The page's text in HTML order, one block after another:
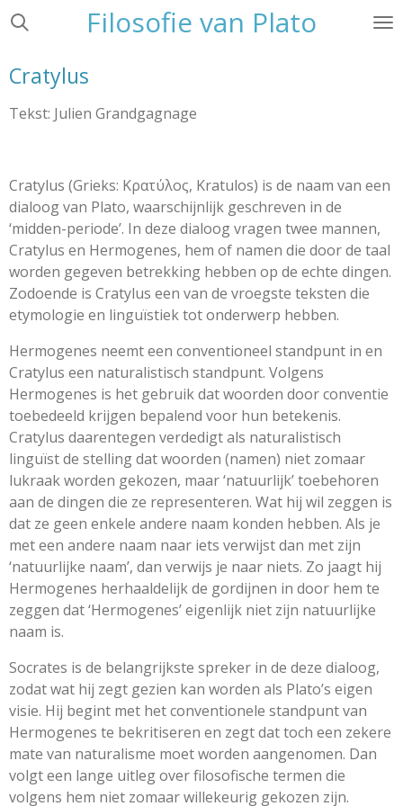
Ga
de
hoofdinhoud
Filosofie van Plato
Cratylus
Tekst: Julien Grandgagnage
Cratylus (Grieks: Κρατύλος, Kratulos) is de naam van een
dialoog van Plato, waarschijnlijk geschreven in de
‘midden-periode’. In deze dialoog vragen twee mannen,
Cratylus en Hermogenes, hem of namen die door de taal
worden gegeven betrekking hebben op de echte dingen.
Zodoende is Cratylus een van de vroegste teksten die
etymologie en linguïstiek tot onderwerp hebben.
Hermogenes neemt een conventioneel standpunt in en
Cratylus een naturalistisch standpunt. Volgens
Hermogenes is het gebruik dat woorden door conventie
toebedeeld krijgen bepalend voor hun betekenis.
Cratylus daarentegen verdedigt als naturalistisch
linguïst de stelling dat woorden (namen) niet zomaar
lukraak worden gekozen, maar ‘natuurlijk’ toebehoren
aan de dingen die ze representeren. Wat hij wil zeggen is
dat ze geen enkele andere naam konden hebben. Als je
met een andere naam naar iets verwijst dan met zijn
‘natuurlijke naam’, dan verwijs je naar niets. Zo jaagt hij
Hermogenes herhaaldelijk de gordijnen in door hem te
zeggen dat ‘Hermogenes’ eigenlijk niet zijn natuurlijke
naam is.
Socrates is de belangrijkste spreker in de deze dialoog,
zodat wat hij zegt gezien kan worden als Plato’s eigen
visie. Hij begint met het conventionele standpunt van
Hermogenes te bekritiseren en zegt dat toch een zekere
mate van naturalisme moet worden aangenomen. Dan
volgt een lange uitleg over filosofische termen die
volgens hem niet zomaar willekeurig gekozen zijn.